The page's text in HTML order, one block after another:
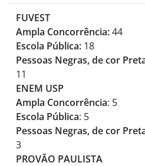
FUVEST
Ampla Concorrência:44
Escola Pública: 18
Pessoas Negras, de cor
11
ENEM USP
Ampla Concorrência: 5
Escola Pública: 5
Pessoas Negras, de cor
3
PROVÃO PAULISTA